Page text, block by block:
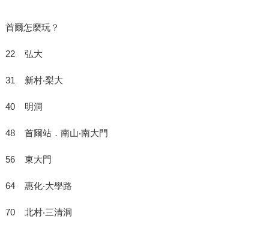
首爾怎麼玩？
22 弘大
31 新村‧梨大
40 明洞
48 首爾站．南山‧南大門
56 東大門
64 惠化‧大學路
70 北村‧三清洞